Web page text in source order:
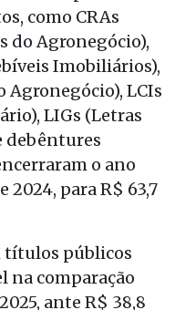
como CRAs
do Agronegócio),
Imobiliários),
Agronegócio), LCIs
LIGs (Letras
debêntures
o ano
2024, para R$ 63,7
títulos públicos
na comparação
ante R$ 38,8